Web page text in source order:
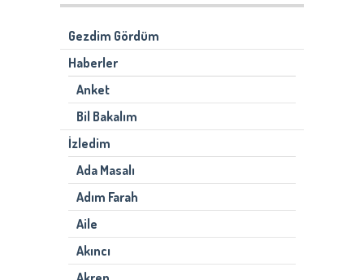
Gezdim Gördüm
Haberler
Anket
Bil Bakalım
İzledim
Ada Masalı
Adım Farah
Aile
Akıncı